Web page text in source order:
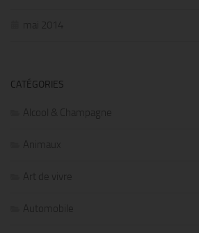
mai 2014
CATÉGORIES
Alcool & Champagne
Animaux
Art de vivre
Automobile